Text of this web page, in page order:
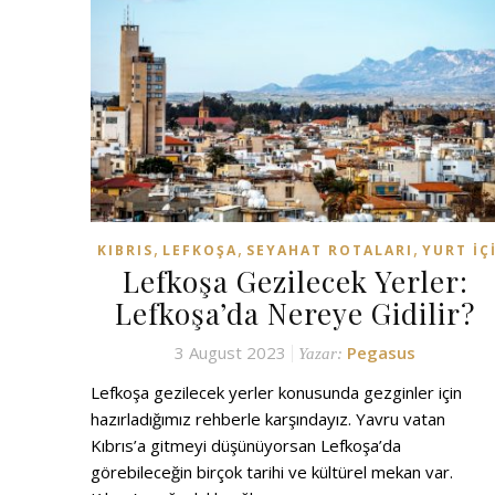
KIBRIS, LEFKOŞA, SEYAHAT ROTALARI , YURT
Lefkoşa Gezilecek Yerler:
Lefkoşa’da Nereye Gidilir?
3 August 2023 Yazar: Pegasus
Lefkoşa gezilecek yerler konusunda gezginler için
hazırladığımız rehberle karşındayız. Yavru vatan
Kıbrıs’a gitmeyi düşünüyorsan Lefkoşa’da
görebileceğin birçok tarihi ve kültürel mekan var.